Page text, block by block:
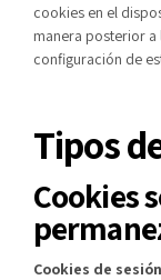
cookies en el
manera posterior
configuración de
Tipos
Cookies
Cookies de sesión